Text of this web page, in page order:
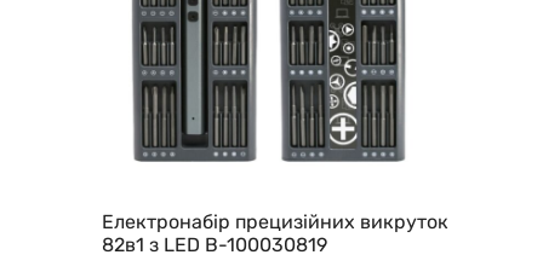
Електронабір прецизійних викруток
82в1 з LED B-100030819